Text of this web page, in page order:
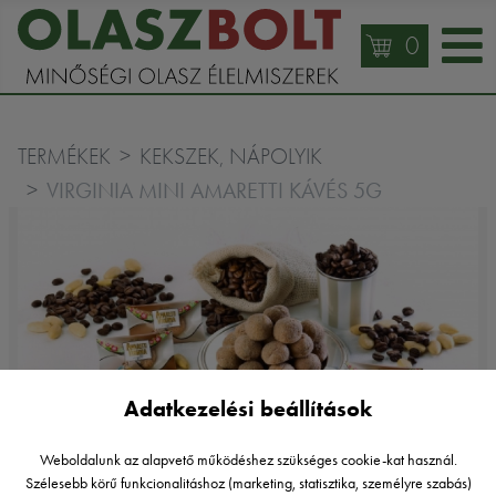
0
TERMÉKEK KEKSZEK, NÁPOLYIK
VIRGINIA MINI AMARETTI KÁVÉS 5G
Virginia Amaretti
Adatkezelési beállítások
Weboldalunk az alapvető működéshez szükséges cookie-kat használ.
Szélesebb körű funkcionalitáshoz (marketing, statisztika, személyre szabás)